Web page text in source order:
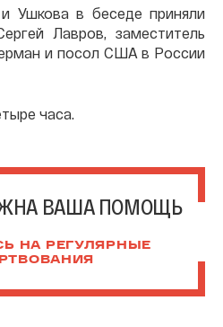
Ушкова в беседе приняли
Лавров, заместитель
и посол США в России
часа.
ВАША ПОМОЩЬ
НА РЕГУЛЯРНЫЕ